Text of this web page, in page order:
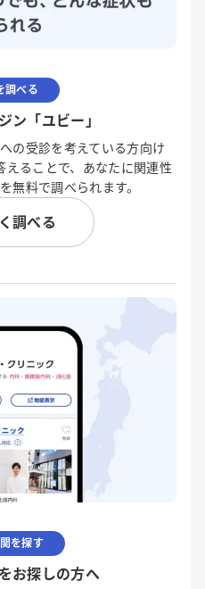
調べる
ン「ユビー」
の受診を考えている方向け
ることで、あなたに関連性
無料で調べられます。
調べる
を探す
お探しの方へ